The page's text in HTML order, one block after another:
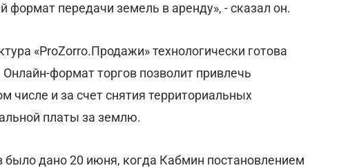
передачи земель в аренду», - сказал он.
«ProZorro.Продажи» технологически готова
формат торгов позволит привлечь
числе и за счет снятия территориальных
платы за землю.
дано 20 июня, когда Кабмин постановлением